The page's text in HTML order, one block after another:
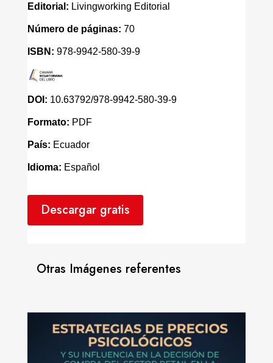
Editorial: Livingworking Editorial
Número de páginas: 70
ISBN: 978-9942-580-39-9
DOI: 10.63792/978-9942-580-39-9
Formato: PDF
País: Ecuador
Idioma: Español
Descargar gratis
Otras Imágenes referentes